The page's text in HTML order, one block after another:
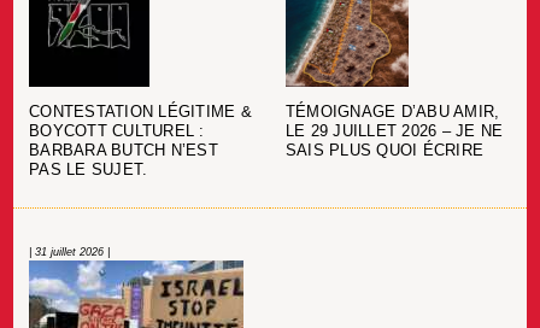
CONTESTATION LÉGITIME &
BOYCOTT CULTUREL :
BARBARA BUTCH N’EST
PAS LE SUJET.
TÉMOIGNAGE D’ABU AMIR,
LE 29 JUILLET 2026 – JE NE
SAIS PLUS QUOI ÉCRIRE
| 31 juillet 2026 |